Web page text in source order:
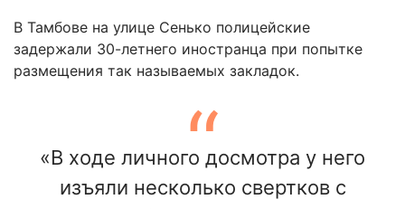
В Тамбове на улице Сенько полицейские
задержали 30-летнего иностранца при попытке
размещения так называемых закладок.
«В ходе личного досмотра у него
изъяли несколько свертков с